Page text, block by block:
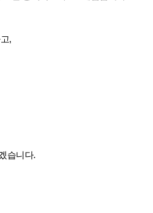
,
습니다.